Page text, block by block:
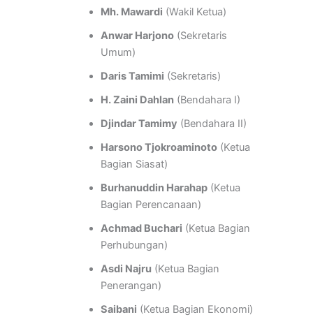
Mh. Mawardi (Wakil Ketua)
Anwar Harjono(Sekretaris
Umum)
Daris Tamimi (Sekretaris)
H. Zaini Dahlan(Bendahara I)
Djindar Tamimy (Bendahara II)
Harsono Tjokroaminoto(Ketua
Bagian Siasat)
Burhanuddin Harahap(Ketua
Bagian Perencanaan)
Achmad Buchari (Ketua Bagian
Perhubungan)
Asdi Najru (Ketua Bagian
Penerangan)
Saibani (Ketua Bagian Ekonomi)